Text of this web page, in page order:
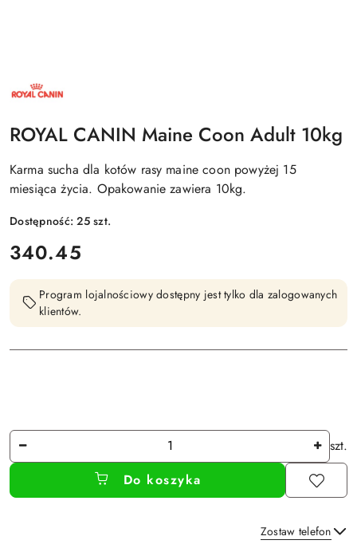
NAZWA
PRODUCENTA:
ROYAL CANIN Maine Coon Adult 10kg
Karma sucha dla kotów rasy maine coon powyżej 15
miesiąca życia. Opakowanie zawiera 10kg.
Dostępność:25szt.
cena:
340.45
Program lojalnościowy dostępny jest tylko dla zalogowanych
klientów.
Ilość
szt.
Do koszyka
Zostaw telefon